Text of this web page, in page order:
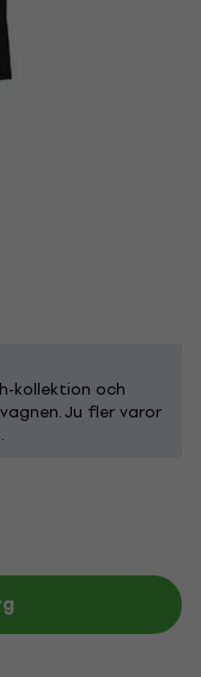
kollektion och
Ju fler varor